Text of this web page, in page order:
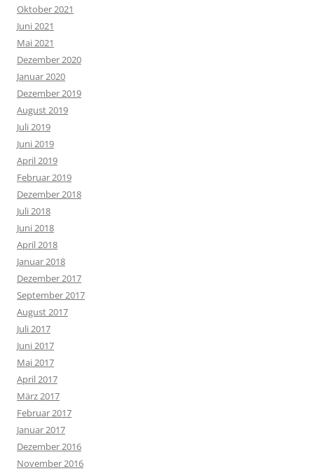
Oktober 2021
Juni 2021
Mai 2021
Dezember 2020
Januar 2020
Dezember 2019
August 2019
Juli 2019
Juni 2019
April 2019
Februar 2019
Dezember 2018
Juli 2018
Juni 2018
April 2018
Januar 2018
Dezember 2017
September 2017
August 2017
Juli 2017
Juni 2017
Mai 2017
April 2017
März 2017
Februar 2017
Januar 2017
Dezember 2016
November 2016